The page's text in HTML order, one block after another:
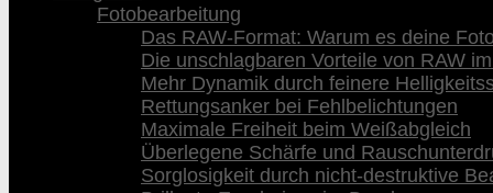
Fotobearbeitung
Das RAW-Format: Warum es deine
Die unschlagbaren Vorteile von RAW
Mehr Dynamik durch feinere
Rettungsanker bei Fehlbelichtungen
Maximale Freiheit beim Weißabgleich
Überlegene Schärfe und
Sorglosigkeit durch nicht-destruktive